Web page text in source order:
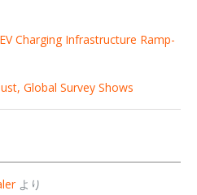
Charging Infrastructure Ramp-
Global Survey Shows
より